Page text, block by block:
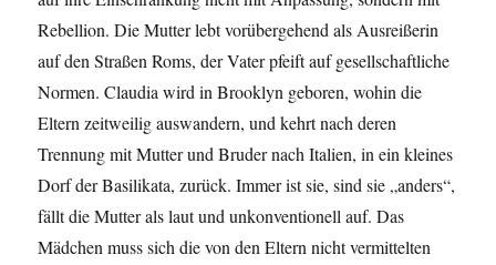
Rebellion. Die Mutter lebt vorübergehend als Ausreißerin
auf den Straßen Roms, der Vater pfeift auf gesellschaftliche
Normen. Claudia wird in Brooklyn geboren, wohin die
Eltern zeitweilig auswandern, und kehrt nach deren
Trennung mit Mutter und Bruder nach Italien, in ein kleines
Dorf der Basilikata, zurück. Immer ist sie, sind sie „anders“,
fällt die Mutter als laut und unkonventionell auf. Das
Mädchen muss sich die von den Eltern nicht vermittelten